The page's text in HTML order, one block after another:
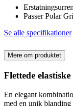
Passer Polar
Se alle specifikationer
Mere om produktet
Flettede
En elegant
med en unik